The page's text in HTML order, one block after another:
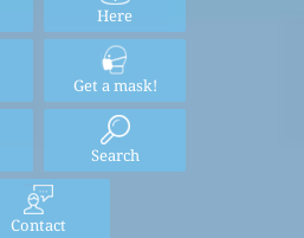
Here
Get a mask!
Search
Contact